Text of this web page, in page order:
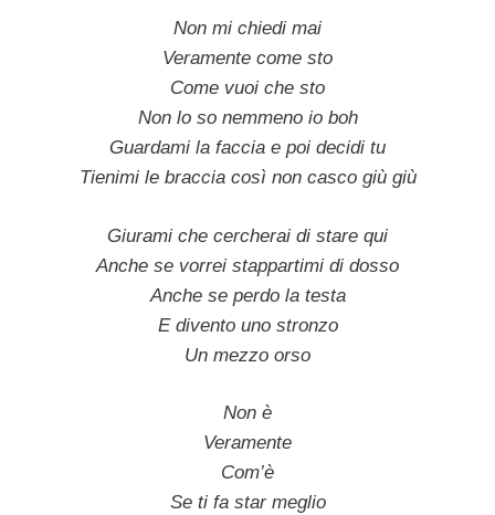
Non mi chiedi mai
Veramente come sto
Come vuoi che sto
Non lo so nemmeno io boh
Guardami la faccia e poi decidi tu
Tienimi le braccia così non casco giù giù
Giurami che cercherai di stare qui
Anche se vorrei stappartimi di dosso
Anche se perdo la testa
E divento uno stronzo
Un mezzo orso
Non è
Veramente
Com’è
Se ti fa star meglio